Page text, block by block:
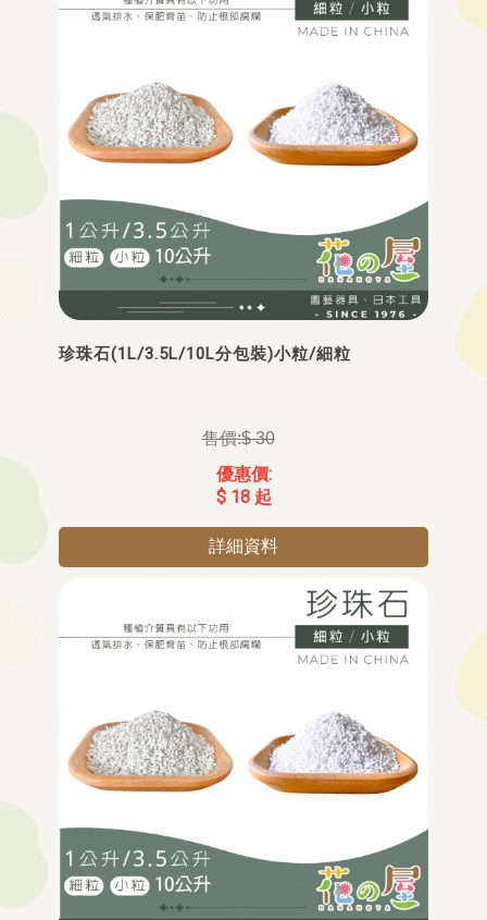
珍珠石(1L/3.5L/10L分包裝)小粒/細粒
$ 30
$ 18 起
詳細資料